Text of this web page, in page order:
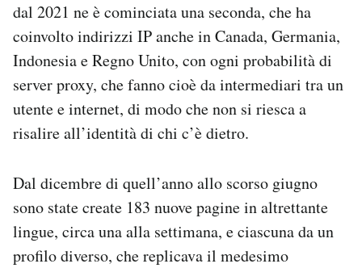
dal 2021 ne è cominciata una seconda, che ha
coinvolto indirizzi IP anche in Canada, Germania,
Indonesia e Regno Unito, con ogni probabilità di
server proxy, che fanno cioè da intermediari tra un
utente e internet, di modo che non si riesca a
risalire all’identità di chi c’è dietro.
Dal dicembre di quell’anno allo scorso giugno
sono state create 183 nuove pagine in altrettante
lingue, circa una alla settimana, e ciascuna da un
profilo diverso, che replicava il medesimo